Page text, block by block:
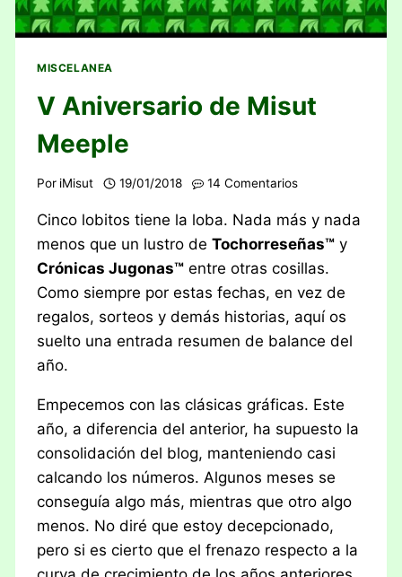
MISCELANEA
V Aniversario de Misut
Meeple
Por iMisut 19/01/2018 14 Comentarios
Cinco lobitos tiene la loba. Nada más y nada
menos que un lustro deTochorreseñas™ y
Crónicas Jugonas™ entre otras cosillas.
Como siempre por estas fechas, en vez de
regalos, sorteos y demás historias, aquí os
suelto una entrada resumen de balance del
año.
Empecemos con las clásicas gráficas. Este
año, a diferencia del anterior, ha supuesto la
consolidación del blog, manteniendo casi
calcando los números. Algunos meses se
conseguía algo más, mientras que otro algo
menos. No diré que estoy decepcionado,
pero si es cierto que el frenazo respecto a la